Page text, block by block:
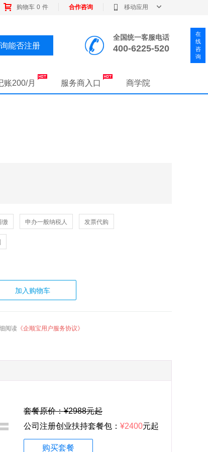
购物车 0 件 合作咨询 移动应用
能否注册
全国统一客服电话
400-6225-520
账200/月 服务商入口 商学院
缴 申办一般纳税人 发票代购
加入购物车
阅读 《企顺宝用户服务协议》
套餐原价：¥2988元起
公司注册创业扶持套餐包： ¥2400元起
购买套餐